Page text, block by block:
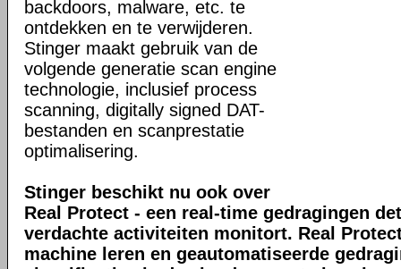
backdoors, malware, etc. te
ontdekken en te verwijderen.
Stinger maakt gebruik van de
volgende generatie scan engine
technologie, inclusief process
scanning, digitally signed DAT-
bestanden en scanprestatie
optimalisering.
Stinger beschikt nu ook over
Real Protect - een real-time gedragingen
verdachte activiteiten monitort. Real
machine leren en geautomatiseerde